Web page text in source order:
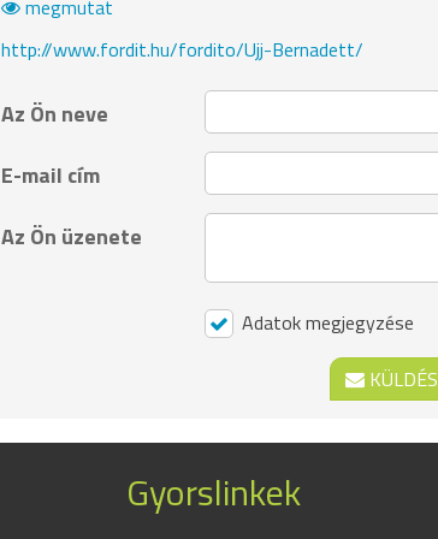
megmutat
http://www.fordit.hu/fordito/Ujj-Bernadett/
Az Ön neve
E-mail cím
Az Ön üzenete
Adatok megjegyzése
KÜLDÉS
Gyorslinkek